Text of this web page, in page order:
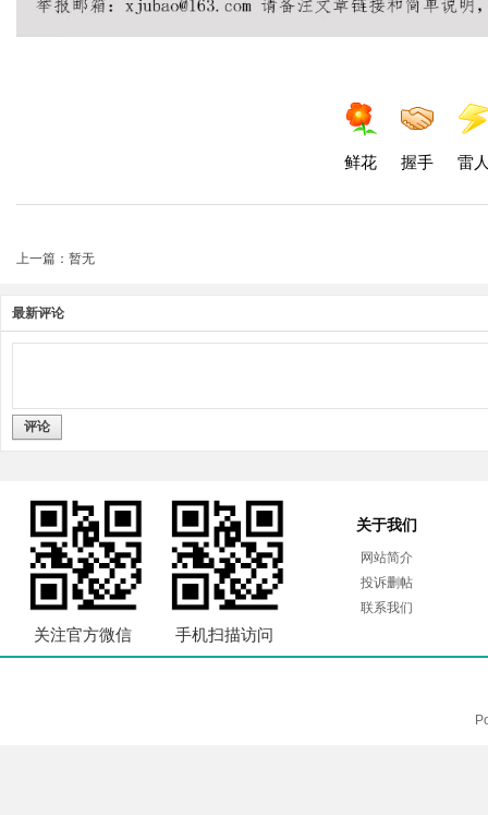
鲜花 握手 雷
上一篇：暂无
最新评论
评论
关注官方微信 手机扫描访问
关于我们
网站简介
投诉删帖
联系我们